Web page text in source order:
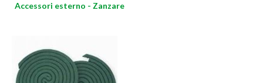
Accessori esterno - Zanzare